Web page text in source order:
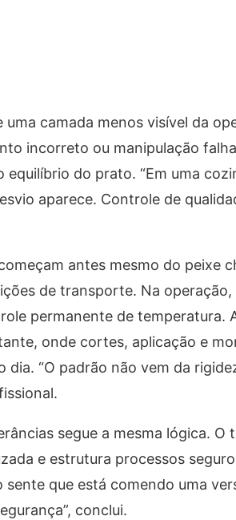
camada menos visível da
incorreto ou manipulação
do prato. “Em uma
aparece. Controle de
antes mesmo do peixe
de transporte. Na operação,
permanente de temperatura.
onde cortes, aplicação e
“O padrão não vem da
segue a mesma lógica. O
e estrutura processos
que está comendo uma
conclui.